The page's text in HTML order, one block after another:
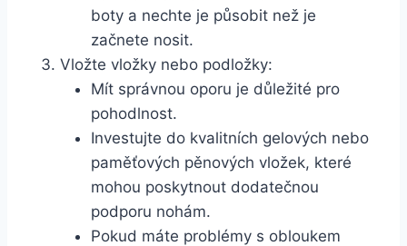
boty⁣ a nechte je působit než je
začnete nosit.
Vložte vložky nebo podložky:
Mít⁣ správnou‍ oporu je ⁣důležité pro
pohodlnost.
Investujte do kvalitních gelových nebo
‍paměťových ‍pěnových vložek, které
⁤mohou poskytnout dodatečnou
podporu nohám.
Pokud máte problémy s obloukem